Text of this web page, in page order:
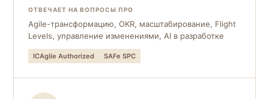
ОТВЕЧАЕТ НА ВОПРОСЫ ПРО
Agile-трансформацию, OKR, масштабирование, Flight
Levels, управление изменениями, AI в разработке
ICAgile Authorized SAFe SPC